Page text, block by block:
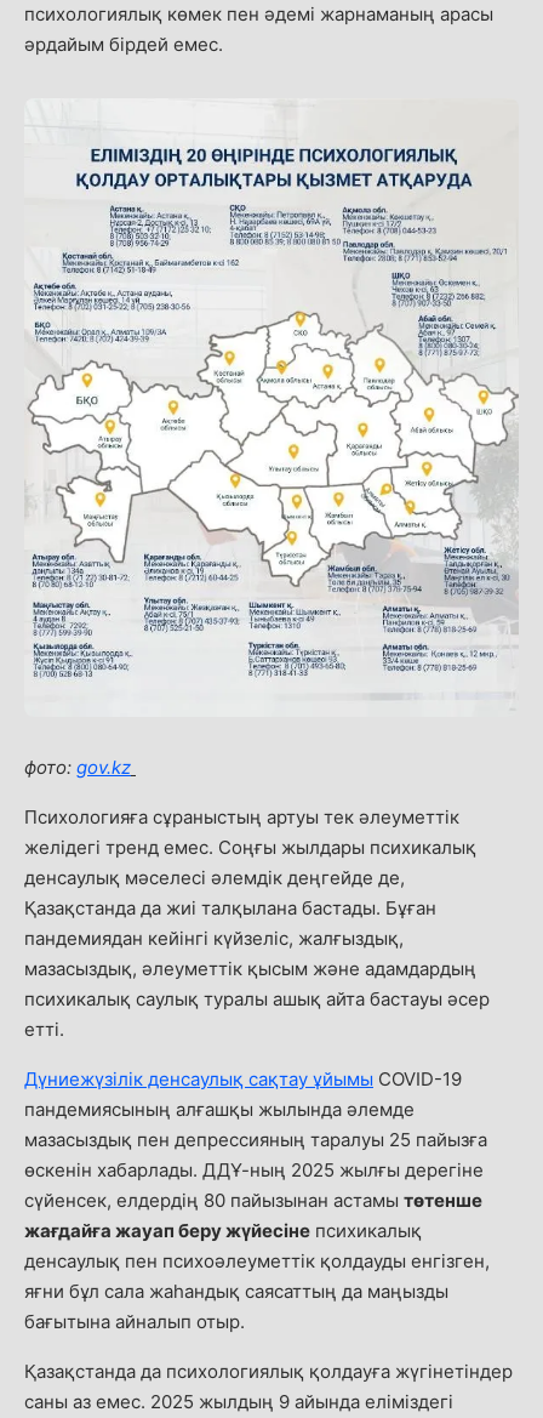
психологиялық көмек пен әдемі жарнаманың арасы
әрдайым бірдей емес.
фото: gov.kz
Психологияға сұраныстың артуы тек әлеуметтік
желідегі тренд емес. Соңғы жылдары психикалық
денсаулық мәселесі әлемдік деңгейде де,
Қазақстанда да жиі талқылана бастады. Бұған
пандемиядан кейінгі күйзеліс, жалғыздық,
мазасыздық, әлеуметтік қысым және адамдардың
психикалық саулық туралы ашық айта бастауы әсер
eтті.
Дүниежүзілік денсаулық сақтау ұйымы COVID-19
пандемиясының алғашқы жылында әлемде
мазасыздық пен депрессияның таралуы 25 пайызға
өскенін хабарлады. ДДҰ-ның 2025 жылғы дерегіне
сүйенсек, елдердің 80 пайызынан астамы төтенше
жағдайға жауап беру жүйесіне психикалық
денсаулық пен психоәлеуметтік қолдауды енгізген,
яғни бұл сала жаһандық саясаттың да маңызды
бағытына айналып отыр.
Қазақстанда да психологиялық қолдауға жүгінетіндер
саны аз емес. 2025 жылдың 9 айында еліміздегі